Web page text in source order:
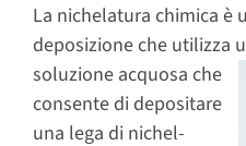
La nichelatura chimica è
deposizione che utilizza
soluzione acquosa che
consente di depositare
una lega di nichel-